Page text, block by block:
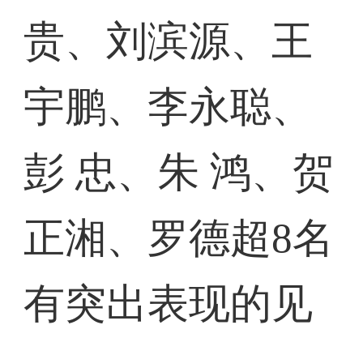
贵、刘滨源、王
宇鹏、李永聪、
彭 忠、朱 鸿、贺
正湘、罗德超8名
有突出表现的见